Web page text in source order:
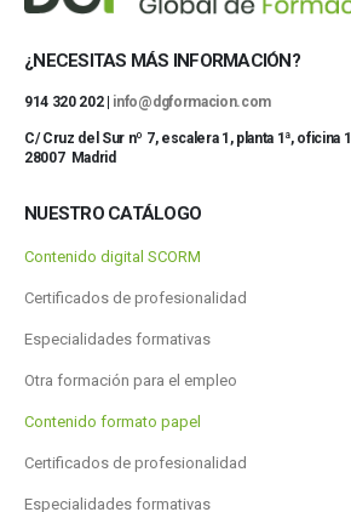
¿NECESITAS MÁS INFORMACIÓN?
914 320 202 | info@dgformacion.com
C/ Cruz del Sur nº 7, escalera 1, planta 1ª, oficina 1
28007 Madrid
NUESTRO CATÁLOGO
Contenido digital SCORM
Certificados de profesionalidad
Especialidades formativas
Otra formación para el empleo
Contenido formato papel
Certificados de profesionalidad
Especialidades formativas